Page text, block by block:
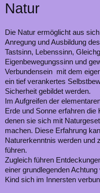
Natur
Die Natur ermöglicht aus
Anregung und Ausbildung
Tastsinn, Lebenssinn,
Eigenbewegungssinn und
Verbundensein mit dem
ein tief verankertes
Sicherheit gebildet werden.
Im Aufgreifen der
Erde und Sonne erfahren die
denen sie sich mit
machen. Diese Erfahrung
Naturerkenntnis werden und
führen.
Zugleich führen
einer grundlegenden
Kind sich im Innersten